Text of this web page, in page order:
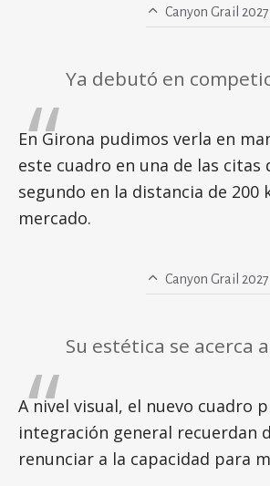
Canyon Grail 2027
Ya debutó en
En Girona pudimos verla en
este cuadro en una de las
segundo en la distancia de
mercado.
Canyon Grail 2027
Su estética se acerca
A nivel visual, el nuevo cuadro
integración general recuerdan
renunciar a la capacidad para